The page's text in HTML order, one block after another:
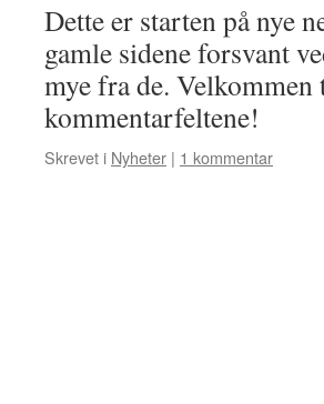
Dette er starten på nye
gamle sidene forsvant
mye fra de.
kommentarfeltene!
Skrevet i Nyheter | 1 kommentar